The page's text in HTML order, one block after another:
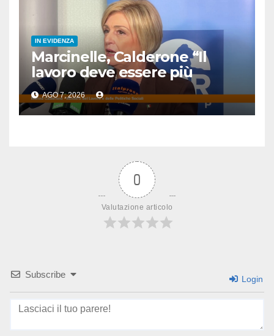
IN EVIDENZA
Marcinelle, Calderone “Il
lavoro deve essere più
sicuro”
AGO 7, 2026
0
Valutazione articolo
Subscribe Login